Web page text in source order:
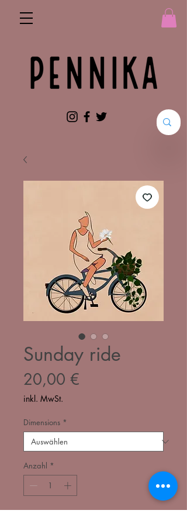
Sunday ride
20,00 €
inkl. MwSt.
Dimensions *
Anzahl *